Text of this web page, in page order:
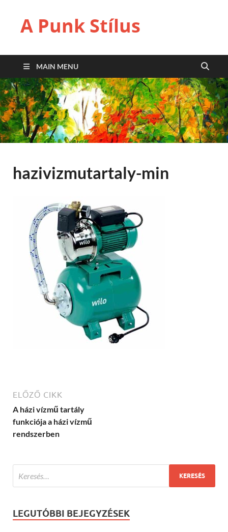
A Punk Stílus
MAIN MENU
hazivizmutartaly-min
ELŐZŐ CIKK
A házi vízmű tartály
funkciója a házi vízmű
rendszerben
LEGUTÓBBI BEJEGYZÉSEK